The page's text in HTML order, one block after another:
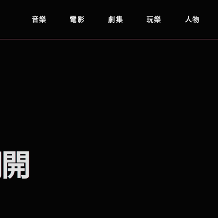
音樂 電影 劇集 玩樂 人物